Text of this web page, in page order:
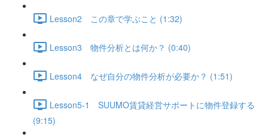
Lesson2 この章で学ぶこと (1:32)
Lesson3 物件分析とは何か？ (0:40)
Lesson4 なぜ自分の物件分析が必要か？ (1:51)
Lesson5-1 SUUMO賃貸経営サポートに物件登録する
(9:15)